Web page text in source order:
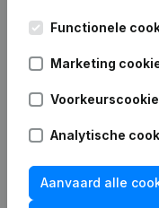
vermogen
€
Personeel
Veelgestelde
Functionele
Marketing
Analytische
Aanvaard alle